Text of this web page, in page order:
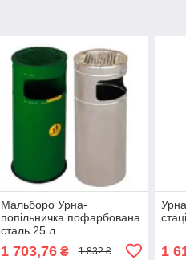
Мальборо Урна-
попільничка пофарбована
сталь 25 л
1 703,76₴ 1 832 ₴ 1